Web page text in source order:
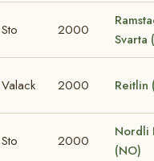
Sto 2000
Svarta
Valack 2000 Reitlin
Sto 2000
Nordli
(NO)